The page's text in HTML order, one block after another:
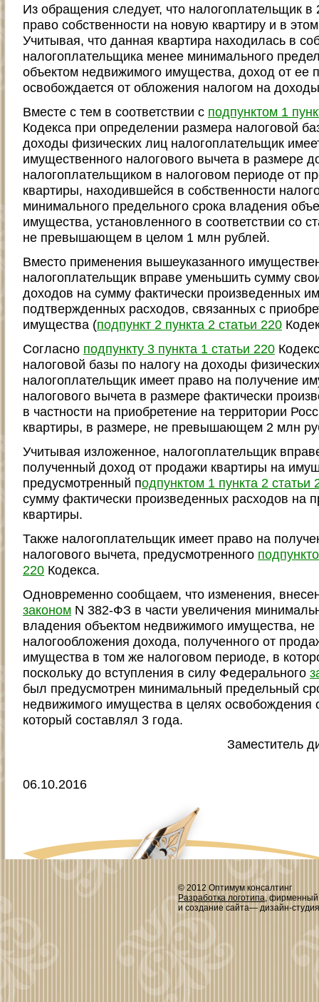
Из обращения следует, что налогоплательщик в
право собственности на новую квартиру и в
Учитывая, что данная квартира находилась в
налогоплательщика менее минимального
объектом недвижимого имущества, доход от ее
освобождается от обложения налогом на
Вместе с тем в соответствии с подпунктом 1
Кодекса при определении размера налоговой
доходы физических лиц налогоплательщик
имущественного налогового вычета в размере
налогоплательщиком в налоговом периоде от
квартиры, находившейся в собственности
минимального предельного срока владения
имущества, установленного в соответствии со
не превышающем в целом 1 млн рублей.
Вместо применения вышеуказанного
налогоплательщик вправе уменьшить сумму
доходов на сумму фактически произведенных
подтвержденных расходов, связанных с
имущества (подпункт 2 пункта 2 статьи 220
Согласно подпункту 3 пункта 1 статьи 220
налоговой базы по налогу на доходы
налогоплательщик имеет право на получение
налогового вычета в размере фактически
в частности на приобретение на территории
квартиры, в размере, не превышающем 2 млн
Учитывая изложенное, налогоплательщик
полученный доход от продажи квартиры на
предусмотренный подпунктом 1 пункта 2 статьи
сумму фактически произведенных расходов на
квартиры.
Также налогоплательщик имеет право на
налогового вычета, предусмотренного
220 Кодекса.
Одновременно сообщаем, что изменения,
законом N 382-ФЗ в части увеличения
владения объектом недвижимого имущества,
налогообложения дохода, полученного от
имущества в том же налоговом периоде, в
поскольку до вступления в силу Федерального
был предусмотрен минимальный предельный
недвижимого имущества в целях освобождения
который составлял 3 года.
Заместитель
06.10.2016
© 2012 Оптимум консалтинг
Разработка логотипа , фирменный
и создание сайта— дизайн-